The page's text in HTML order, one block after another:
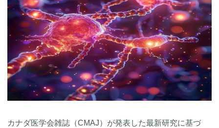
カナダ医学会雑誌（CMAJ）が発表した最新研究に基づ